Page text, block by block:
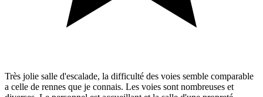
Très jolie salle d'escalade, la difficulté des voies semble comparable
a celle de rennes que je connais. Les voies sont nombreuses et